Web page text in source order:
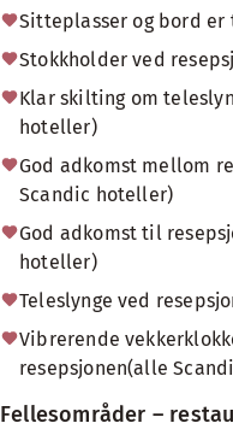
Sitteplasser og bord
Stokkholder ved
Klar skilting om
hoteller)
God adkomst mellom
Scandic hoteller)
God adkomst til
hoteller)
Teleslynge ved
Vibrerende
resepsjonen(alle
Fellesområder –